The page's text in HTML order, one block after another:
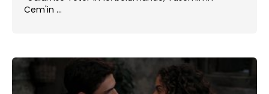
Cem'in ...